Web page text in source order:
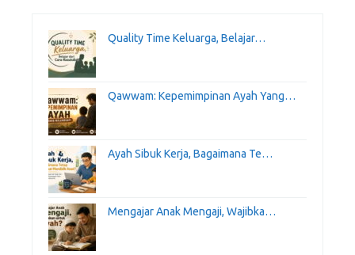
Quality Time Keluarga, Belajar…
Qawwam: Kepemimpinan Ayah Yang…
Ayah Sibuk Kerja, Bagaimana Te…
Mengajar Anak Mengaji, Wajibka…